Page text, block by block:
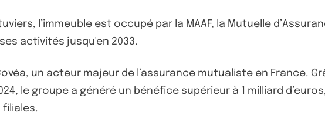
l’immeuble est occupé par la MAAF, la Mutuelle
activités jusqu'en 2033.
un acteur majeur de l’assurance mutualiste en France.
le groupe a généré un bénéfice supérieur à 1 milliard